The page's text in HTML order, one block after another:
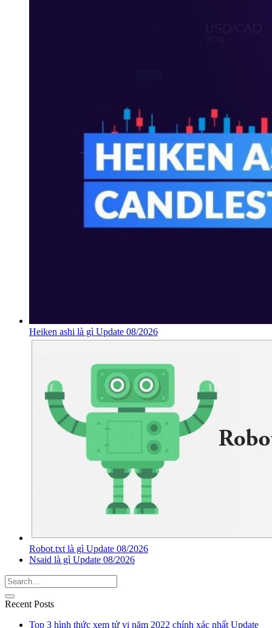
Heiken ashi là gì Update 08/2026
Robot.txt là gì Update 08/2026
Nsaid là gì Update 08/2026
Recent Posts
Top 3 hình thức xem tử vi năm 2022 chính xác nhất Update